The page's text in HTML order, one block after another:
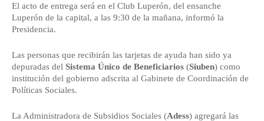
El acto de entrega será en el Club Luperón, del ensanche
Luperón de la capital, a las 9:30 de la mañana, informó la
Presidencia.
Las personas que recibirán las tarjetas de ayuda han sido ya
depuradas del Sistema Único de Beneficiarios (Siuben) como
institución del gobierno adscrita al Gabinete de Coordinación de
Políticas Sociales.
La Administradora de Subsidios Sociales (Adess) agregará las